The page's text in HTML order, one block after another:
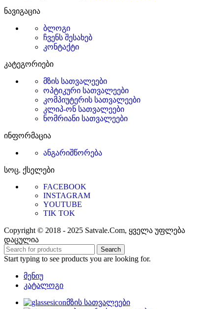
ნავიგაცია
ბლოგი
ჩვენს შესახებ
კონტაქტი
კატეგორიები
მზის სათვალეები
ოპტიკური სათვალეები
კომპიუტერის სათვალეები
კლიპ-ონ სათვალეები
ნომრიანი სათვალეები
ინფორმაცია
ანგარიშწორება
სოც. ქსელები
FACEBOOK
INSTAGRAM
YOUTUBE
TIK TOK
Copyright © 2018 - 2025 Satvale.Com, ყველა უფლება
დაცულია
Search
Start typing to see products you are looking for.
მენიუ
კატალოგი
მზის სათვალეები